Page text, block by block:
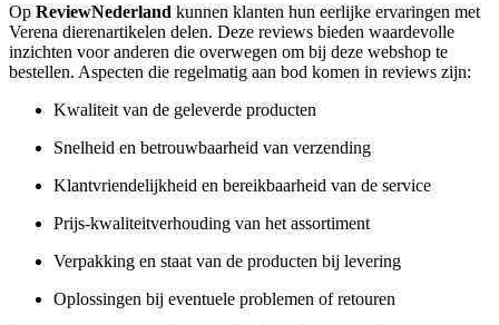
Op ReviewNederland kunnen klanten hun eerlijke ervaringen met
Verena dierenartikelen delen. Deze reviews bieden waardevolle
inzichten voor anderen die overwegen om bij deze webshop te
bestellen. Aspecten die regelmatig aan bod komen in reviews zijn:
Kwaliteit van de geleverde producten
Snelheid en betrouwbaarheid van verzending
Klantvriendelijkheid en bereikbaarheid van de service
Prijs-kwaliteitverhouding van het assortiment
Verpakking en staat van de producten bij levering
Oplossingen bij eventuele problemen of retouren